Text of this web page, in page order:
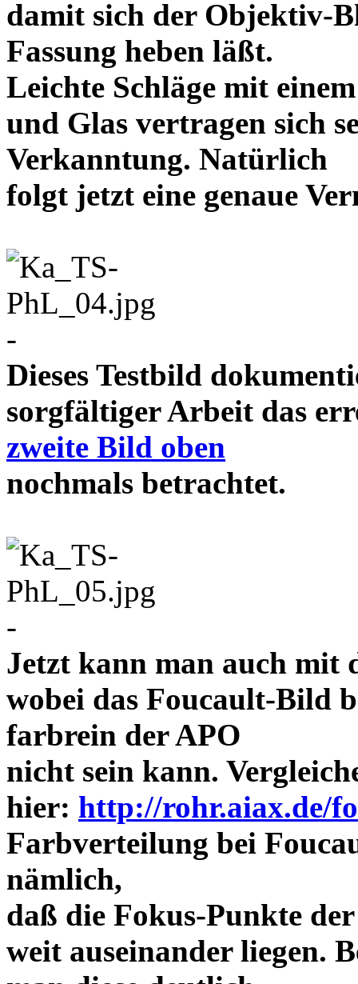
damit sich der Objektiv-
Fassung heben läßt.
Leichte Schläge mit
und Glas vertragen sich
Verkanntung. Natürlich
folgt jetzt eine genaue
-
Dieses Testbild
sorgfältiger Arbeit das
zweite Bild oben
nochmals
-
Jetzt kann man auch mit
wobei das Foucault-Bild
farbrein der APO
nicht sein kann.
hier: http://rohr.aiax.de/
Farbverteilung bei
nämlich,
daß die Fokus-Punkte
weit auseinander liegen.